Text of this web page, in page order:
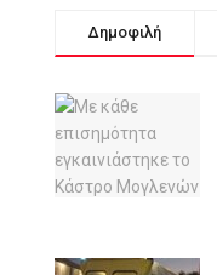
Δημοφιλή